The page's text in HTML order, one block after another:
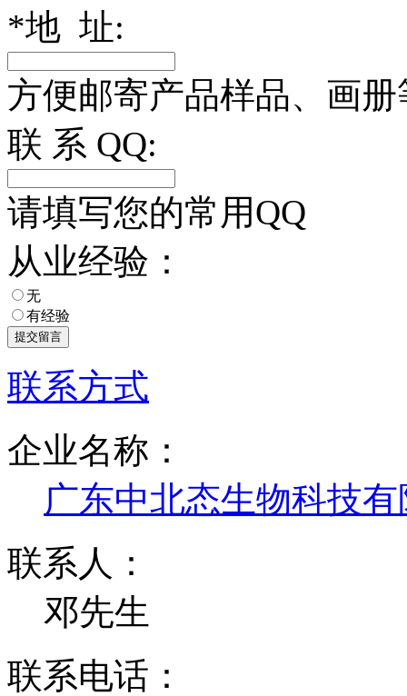
*地 址:
方便邮寄产品样品、画
联 系 QQ:
请填写您的常用QQ
从业经验：
无
有经验
联系方式
企业名称：
广东中北态生物科技
联系人：
邓先生
联系电话：